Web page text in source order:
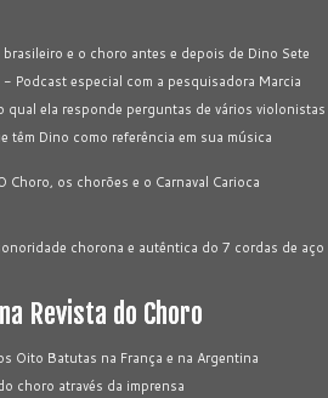
brasileiro e o choro antes e depois de Dino Sete
- Podcast especial com a pesquisadora Marcia
qual ela responde perguntas de vários violonistas
têm Dino como referência em sua música
Choro, os chorões e o Carnaval Carioca
chorona e autêntica do 7 cordas de aço
Revista do Choro
Oito Batutas na França e na Argentina
choro através da imprensa